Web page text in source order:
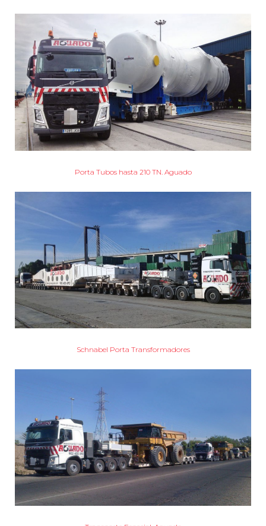
Schnabel Porta Transformadores
Porta Tubos hasta 210 TN. Aguado